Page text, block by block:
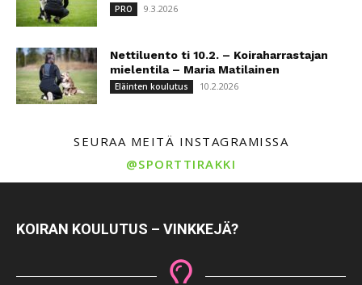
PRO 9.3.2026
Nettiluento ti 10.2. – Koiraharrastajan
mielentila – Maria Matilainen
Eläinten koulutus 10.2.2026
SEURAA MEITÄ INSTAGRAMISSA
@SPORTTIRAKKI
KOIRAN KOULUTUS – VINKKEJÄ?